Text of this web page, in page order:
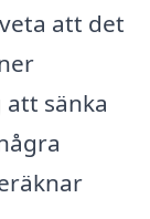
att det
sänka